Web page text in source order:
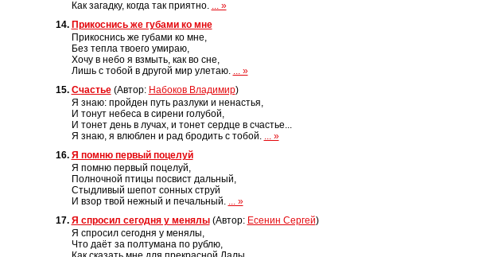
Как загадку, когда так приятно. ... »
14. Прикоснись же губами ко мне
Прикоснись же губами ко мне,
Без тепла твоего умираю,
Хочу в небо я взмыть, как во сне,
Лишь с тобой в другой мир улетаю. ... »
15. Счастье(Автор: Набоков Владимир)
Я знаю: пройден путь разлуки и ненастья,
И тонут небеса в сирени голубой,
И тонет день в лучах, и тонет сердце в счастье...
Я знаю, я влюблен и рад бродить с тобой. ... »
16. Я помню первый поцелуй
Я помню первый поцелуй,
Полночной птицы посвист дальный,
Стыдливый шепот сонных струй
И взор твой нежный и печальный. ... »
17. Я спросил сегодня у менялы(Автор: Есенин Сергей)
Я спросил сегодня у менялы,
Что даёт за полтумана по рублю,